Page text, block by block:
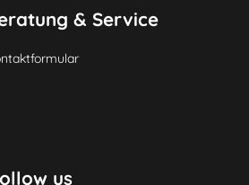
& Service
us